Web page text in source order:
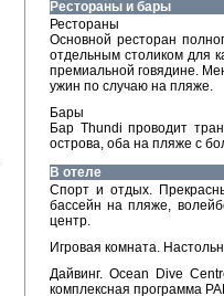
Рестораны и бары
Рестораны
Основной ресторан
отдельным столиком для
премиальной говядине.
ужин по случаю на пляже.
Бары
Бар Thundi проводит
острова, оба на пляже с
В отеле
Спорт и отдых.
бассейн на пляже,
центр.
Игровая комната.
Дайвинг. Ocean Dive
комплексная программа